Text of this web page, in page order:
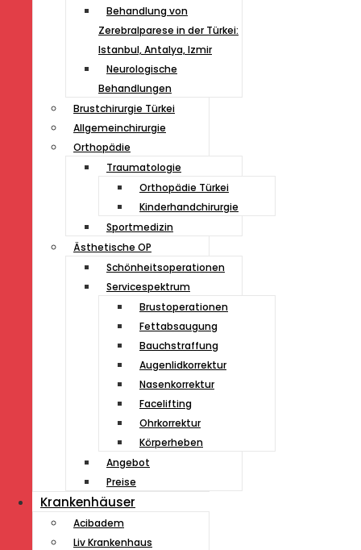
Behandlung von
Zerebralparese in der Türkei:
Istanbul, Antalya, Izmir
Neurologische
Behandlungen
Brustchirurgie Türkei
Allgemeinchirurgie
Orthopädie
Traumatologie
Orthopädie Türkei
Kinderhandchirurgie
Sportmedizin
Ästhetische OP
Schönheitsoperationen
Servicespektrum
Brustoperationen
Fettabsaugung
Bauchstraffung
Augenlidkorrektur
Nasenkorrektur
Facelifting
Ohrkorrektur
Körperheben
Angebot
Preise
Krankenhäuser
Acibadem
Liv Krankenhaus